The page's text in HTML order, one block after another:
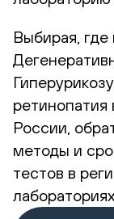
Выбирая, где
ретинопатия
России,
методы и
тестов в